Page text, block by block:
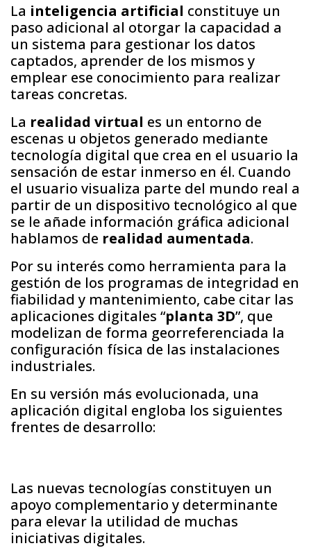
La inteligencia artificial constituye un
paso adicional al otorgar la capacidad a
un sistema para gestionar los datos
captados, aprender de los mismos y
emplear ese conocimiento para realizar
tareas concretas.
La realidad virtual es un entorno de
escenas u objetos generado mediante
tecnología digital que crea en el usuario la
sensación de estar inmerso en él. Cuando
el usuario visualiza parte del mundo real a
partir de un dispositivo tecnológico al que
se le añade información gráfica adicional
hablamos de realidad aumentada.
Por su interés como herramienta para la
gestión de los programas de integridad en
fiabilidad y mantenimiento, cabe citar las
aplicaciones digitales “planta 3D”, que
modelizan de forma georreferenciada la
configuración física de las instalaciones
industriales.
En su versión más evolucionada, una
aplicación digital engloba los siguientes
frentes de desarrollo:
Las nuevas tecnologías constituyen un
apoyo complementario y determinante
para elevar la utilidad de muchas
iniciativas digitales.